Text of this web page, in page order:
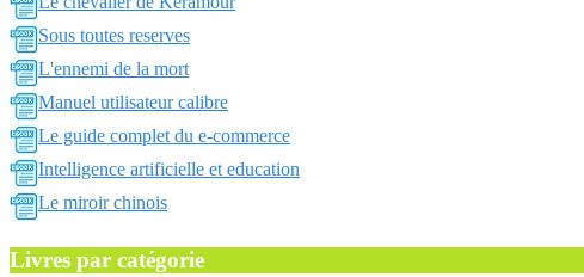
Sous toutes reserves
L'ennemi de la mort
Manuel utilisateur calibre
Le guide complet du e-commerce
Intelligence artificielle et education
Le miroir chinois
Livres par catégorie